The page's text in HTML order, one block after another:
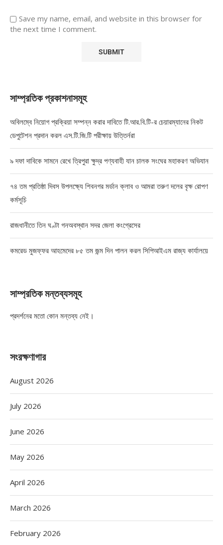
Save my name, email, and website in this browser for
the next time I comment.
সাম্প্রতিক প্রকাশনাসমূহ
অবিলম্বে নিয়োগ প্রক্রিয়া সম্পন্ন করার দাবিতে টি.আর.বি.টি-র চেয়ারম্যানের নিকট
ডেপুটেশন প্রদান করল এস.টি.জি.টি পরীক্ষায় উত্তির্নরা
৯ দফা দাবিকে সামনে রেখে ত্রিপুরা ক্ষুদ্র পণ্যবাহী যান চালক সংঘের মহাকরণ অভিযান
৭৪ তম প্রতিষ্ঠা দিবস উপলক্ষ্যে শিবনগর মর্ডান ক্লাব ও আমরা তরুণ দলের বৃক্ষ রোপণ
কর্মসূচি
রাজধানীতে তিন ঘণ্টা গনঅবস্থান সদর জেলা কংগ্রেসের
কমরেড মুজফ্ফর আহমেদের ৮৫ তম জন্ম দিন পালন করল সিপিআইএম রাজ্য কার্যালয়ে
সাম্প্রতিক মন্তব্যসমূহ
প্রদর্শনের মতো কোন মন্তব্য নেই।
সংরক্ষণাগার
August 2026
July 2026
June 2026
May 2026
April 2026
March 2026
February 2026